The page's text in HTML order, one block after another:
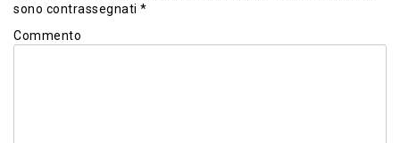
sono contrassegnati *
Commento